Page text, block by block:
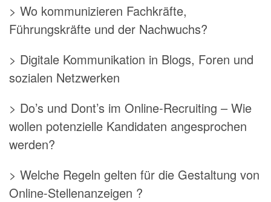
> Wo kommunizieren Fachkräfte,
Führungskräfte und der Nachwuchs?
> Digitale Kommunikation in Blogs, Foren und
sozialen Netzwerken
> Do’s und Dont’s im Online-Recruiting – Wie
wollen potenzielle Kandidaten angesprochen
werden?
> Welche Regeln gelten für die Gestaltung von
Online-Stellenanzeigen ?